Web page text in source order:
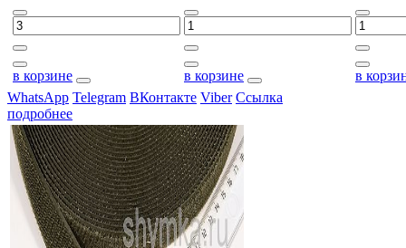
в корзине в корзине
в
WhatsApp Telegram ВКонтакте Viber Ссылка
подробнее